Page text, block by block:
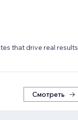
that drive real results
Смотреть